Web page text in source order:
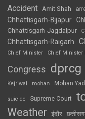
Accident Amit Shah
Chhattisgarh-Bijapur
Chhattisgarh-Jagdalpur
Chhattisgarh-Raigarh
Chief Minister
Chief Minister
Congress dprcg
Kejriwal mohan Mohan
suicide Supreme Court
Weather इंदौर